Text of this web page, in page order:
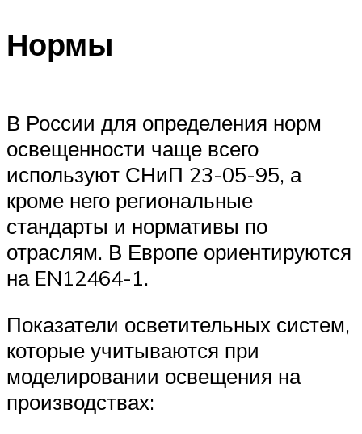
Нормы
В России для определения норм
освещенности чаще всего
используют СНиП 23-05-95, а
кроме него региональные
стандарты и нормативы по
отраслям. В Европе ориентируются
на EN12464-1.
Показатели осветительных систем,
которые учитываются при
моделировании освещения на
производствах: